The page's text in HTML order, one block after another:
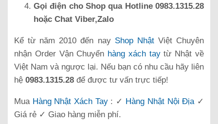
Gọi điện cho Shop qua Hotline 0983.1315.28
hoặc Chat Viber,Zalo
Kể từ năm 2010 đến nay Shop NhậtViệt Chuyên
nhận Order Vận Chuyển hàng xách taytừ Nhật về
Việt Nam và ngược lại. Nếu bạn có nhu cầu hãy liên
hệ 0983.1315.28 để được tư vấn trực tiếp!
Mua Hàng Nhật Xách Tay: ✓ Hàng Nhật Nội Địa✓
Giá rẻ ✓ Giao hàng miễn phí.